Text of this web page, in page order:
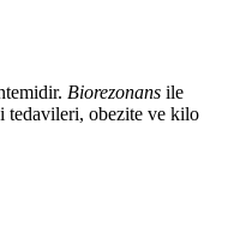
Biorezonans ile
tedavileri, obezite ve kilo